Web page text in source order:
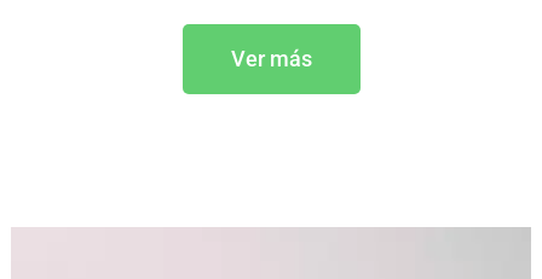
Ver más